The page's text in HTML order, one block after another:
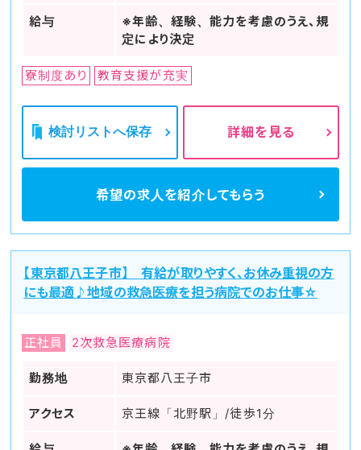
給与
※年齢、経験、能力を考慮のうえ、規
定により決定
寮制度あり 教育支援が充実
検討リストへ保存 詳細を見る
希望の求人を紹介してもらう
【東京都八王子市】 有給が取りやすく、お休み重視の方
にも最適♪地域の救急医療を担う病院でのお仕事☆
正社員 2次救急医療病院
勤務地 東京都八王子市
アクセス 京王線「北野駅」/徒歩1分